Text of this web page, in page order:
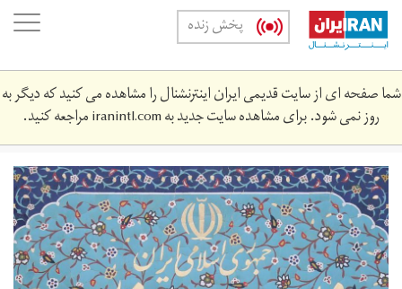
Skip
main
content
پخش زنده
شما صفحه ای از سایت قدیمی ایران اینترنشنال را مشاهده می کنید که دیگر به
روز نمی شود. برای مشاهده سایت جدید بهiranintl.comمراجعه کنید.
n82612533-
71770398.jpg